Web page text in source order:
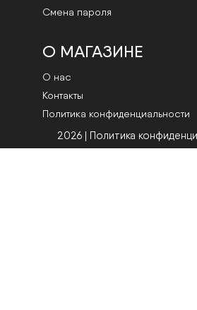
Смена пароля
О МАГАЗИНЕ
О нас
Контакты
Политика конфиденциальности
2026 | Политика